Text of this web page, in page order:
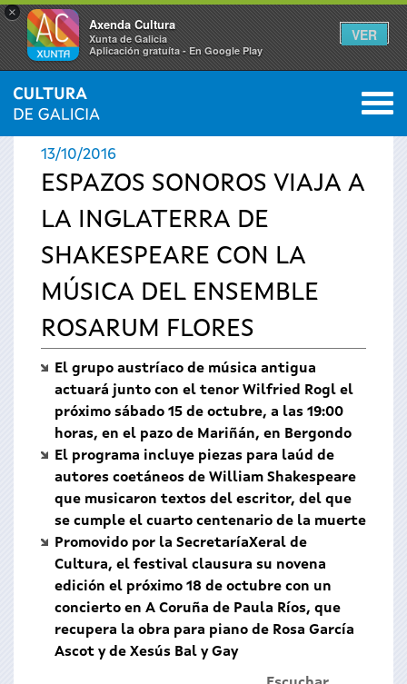
×
Axenda Cultura
Xunta de Galicia
Aplicación gratuíta - En Google Play
VER
Se
encuentra
usted
aquí
INICIO › ACTUALIDAD 0
13/10/2016
ESPAZOS SONOROS VIAJA A
LA INGLATERRA DE
SHAKESPEARE CON LA
MÚSICA DEL ENSEMBLE
ROSARUM FLORES
El grupo austríaco de música antigua
actuará junto con el tenor Wilfried Rogl el
próximo sábado 15 de octubre, a las 19:00
horas, en el pazo de Mariñán, en Bergondo
El programa incluye piezas para laúd de
autores coetáneos de William Shakespeare
que musicaron textos del escritor, del que
se cumple el cuarto centenario de la muerte
Promovido por la SecretaríaXeral de
Cultura, el festival clausura su novena
edición el próximo 18 de octubre con un
concierto en A Coruña de Paula Ríos, que
recupera la obra para piano de Rosa García
Ascot y de Xesús Bal y Gay